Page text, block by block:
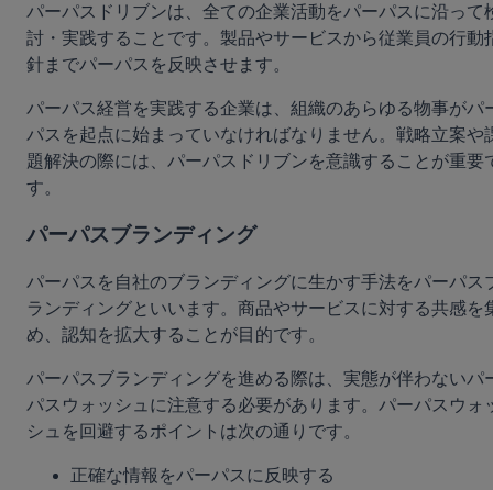
パーパスドリブンは、全ての企業活動をパーパスに沿って
討・実践することです。製品やサービスから従業員の行動
針までパーパスを反映させます。
パーパス経営を実践する企業は、組織のあらゆる物事がパ
パスを起点に始まっていなければなりません。戦略立案や
題解決の際には、パーパスドリブンを意識することが重要
す。
パーパスブランディング
パーパスを自社のブランディングに生かす手法をパーパス
ランディングといいます。商品やサービスに対する共感を
め、認知を拡大することが目的です。
パーパスブランディングを進める際は、実態が伴わないパ
パスウォッシュに注意する必要があります。パーパスウォ
シュを回避するポイントは次の通りです。
正確な情報をパーパスに反映する